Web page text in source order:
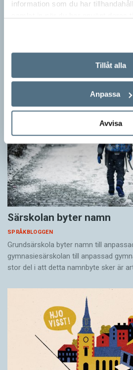
information som du har
Tillåt alla
Anpassa
Avvisa
bort 3 nummer av Språktidningen för
Särskolan byter namn
SPRÅKBLOGGEN
Grundsärskola byter namn till
gymnasiesärskolan till anpassad
stor del i att detta namnbyte sker är